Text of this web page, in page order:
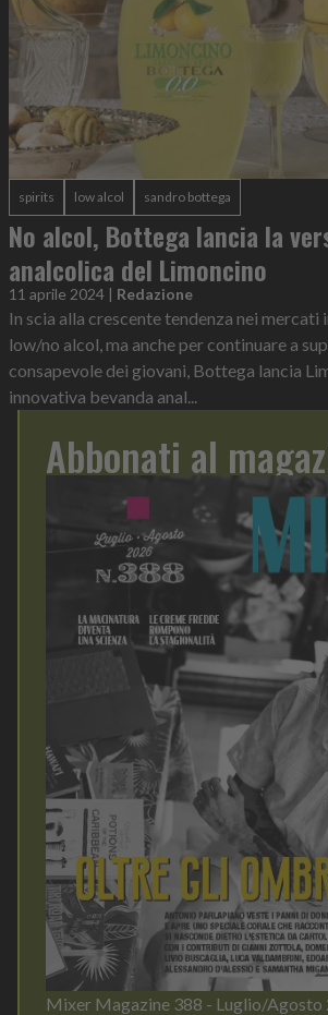
spirits low alcol sandro bottega
No alcol, Bottega lancia la
analcolica del Limoncino
11 aprile 2024 | Redazione
In scia alla crescente tendenza nei mercati
low/no alcol, ma anche per continuare a
consapevole dei giovani, Bottega lancia
innovativa bevanda anal...
Abbonati al
Mixer Magazine 388 - Luglio/Agosto